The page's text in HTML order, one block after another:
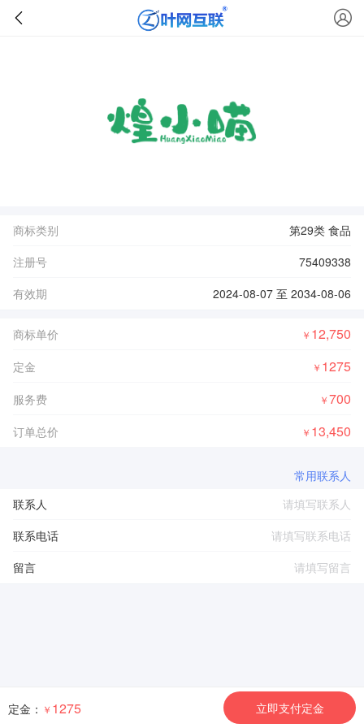
商标类别
第29类 食品
注册号
75409338
有效期
2024-08-07 至 2034-08-06
商标单价 ￥ 12,750
定金 ￥ 1275
服务费 ￥700
订单总价 ￥ 13,450
常用联系人
联系人
联系电话
留言
定金： ￥ 1275 立即支付定金